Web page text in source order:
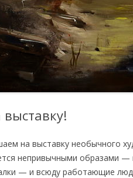
на выставку необычного
непривычными образами —
— и всюду работающие